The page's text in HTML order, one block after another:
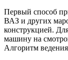
Первый способ
ВАЗ и других
конструкцией.
машину на
Алгоритм